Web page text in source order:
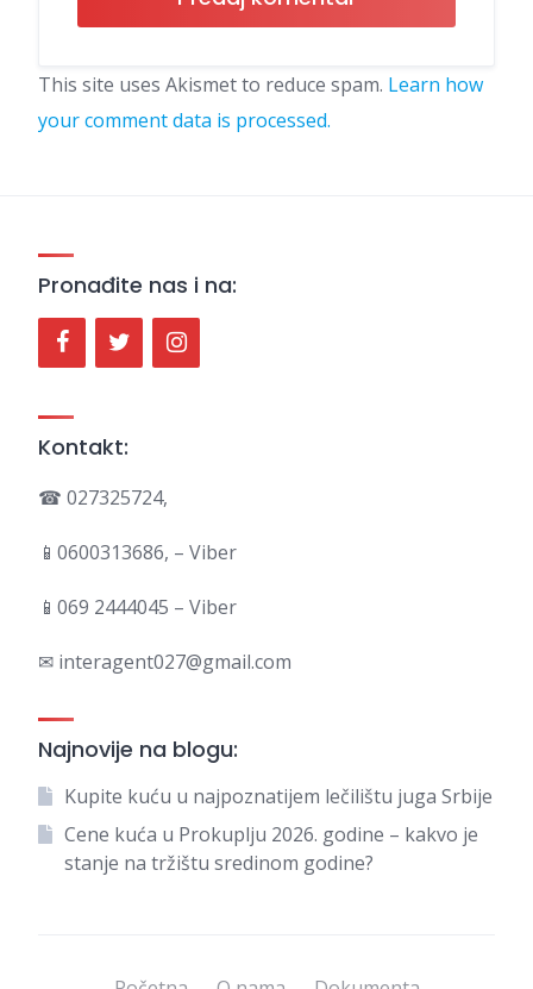
This site uses Akismet to reduce spam. Learn how
your comment data is processed.
Pronađite nas i na:
Kontakt:
☎ 027325724,
📱0600313686, – Viber
📱069 2444045 – Viber
✉ interagent027@gmail.com
Najnovije na blogu:
Kupite kuću u najpoznatijem lečilištu juga Srbije
Cene kuća u Prokuplju 2026. godine – kakvo je
stanje na tržištu sredinom godine?